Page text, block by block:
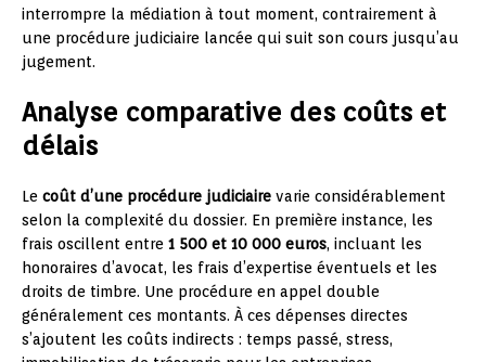
interrompre la médiation à tout moment, contrairement à
une procédure judiciaire lancée qui suit son cours jusqu’au
jugement.
Analyse comparative des coûts et
délais
Le coût d’une procédure judiciaire varie considérablement
selon la complexité du dossier. En première instance, les
frais oscillent entre 1 500 et 10 000 euros, incluant les
honoraires d’avocat, les frais d’expertise éventuels et les
droits de timbre. Une procédure en appel double
généralement ces montants. À ces dépenses directes
s’ajoutent les coûts indirects : temps passé, stress,